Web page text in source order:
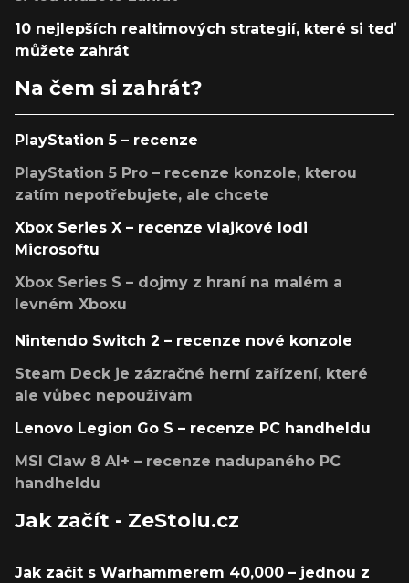
10 nejlepších realtimových strategií, které si teď
můžete zahrát
Na čem si zahrát?
PlayStation 5 – recenze
PlayStation 5 Pro – recenze konzole, kterou
zatím nepotřebujete, ale chcete
Xbox Series X – recenze vlajkové lodi
Microsoftu
Xbox Series S – dojmy z hraní na malém a
levném Xboxu
Nintendo Switch 2 – recenze nové konzole
Steam Deck je zázračné herní zařízení, které
ale vůbec nepoužívám
Lenovo Legion Go S – recenze PC handheldu
MSI Claw 8 AI+ – recenze nadupaného PC
handheldu
Jak začít - ZeStolu.cz
Jak začít s Warhammerem 40,000 – jednou z